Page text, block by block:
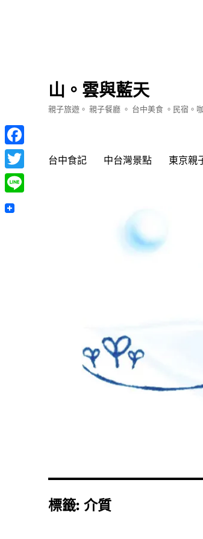
山。雲與藍天
親子旅遊。 親子餐廳 。 台中美食 。民宿。
台中食記 中台灣景點 東京親
標籤:介質
Facebook
Twitter
Line